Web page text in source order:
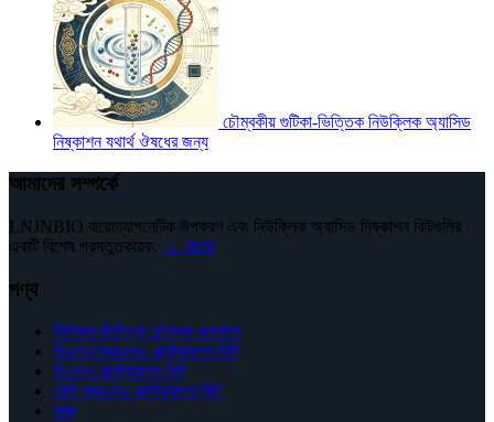
চৌম্বকীয় গুটিকা-ভিত্তিক নিউক্লিক অ্যাসিড
নিষ্কাশন যথার্থ ঔষধের জন্য
আমাদের সম্পর্কে
LNJNBIO বায়োম্যাগনেটিক উপকরণ এবং নিউক্লিক অ্যাসিড নিষ্কাশন কিটগুলির
একটি বিশেষ প্রস্তুতকারক. → আরো
পণ্য
সিলিকন-ভিত্তিক চৌম্বক জপমালা
ডিএনএ/আরএনএ এক্সট্রাকশন কিট
ডিএনএ এক্সট্রাকশন কিট
মোট আরএনএ এক্সট্রাকশন কিট
যন্ত্র